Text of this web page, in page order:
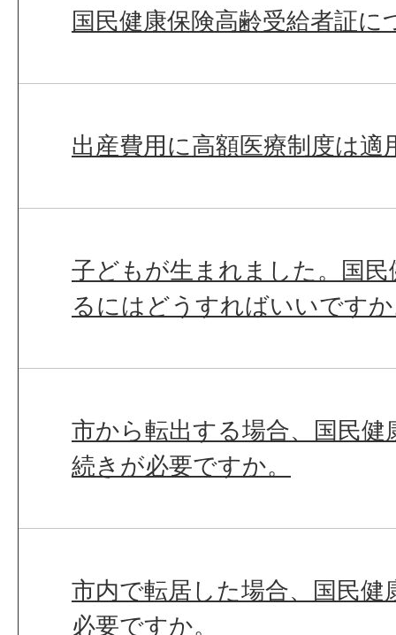
国民健康保険高齢受給者証
出産費用に高額医療制度は適
子どもが生まれました。国
るにはどうすればいいです
市から転出する場合、国民健
続きが必要ですか。
市内で転居した場合、国民健
必要ですか。